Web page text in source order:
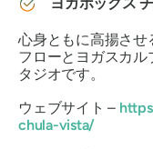
ヨガボックス
心身ともに高揚させ
フローとヨガスカ
タジオです。
ウェブサイト –
chula-vista/